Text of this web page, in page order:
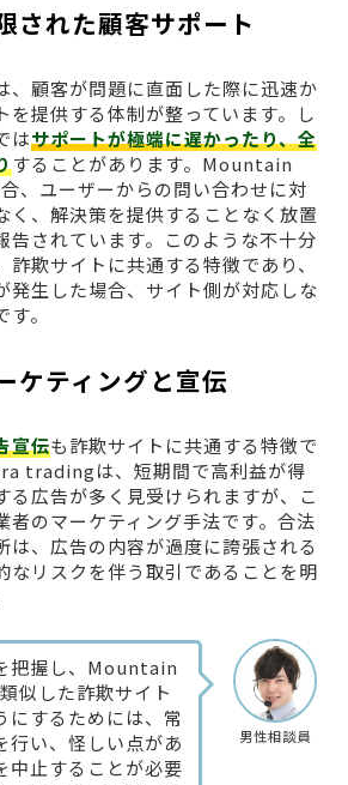
された顧客サポート
、顧客が問題に直面した際に迅速か
を提供する体制が整っています。し
はサポートが極端に遅かったり、全
することがあります。Mountain
ユーザーからの問い合わせに対
く、解決策を提供することなく放置
告されています。このような不十分
詐欺サイトに共通する特徴であり、
発生した場合、サイト側が対応しな
。
ケティングと宣伝
宣伝も詐欺サイトに共通する特徴で
tradingは、短期間で高利益が得
る広告が多く見受けられますが、こ
者のマーケティング手法です。合法
は、広告の内容が過度に誇張される
なリスクを伴う取引であることを明
男性相談員
把握し、Mountain
した詐欺サイト
にするためには、常
行い、怪しい点があ
中止することが必要